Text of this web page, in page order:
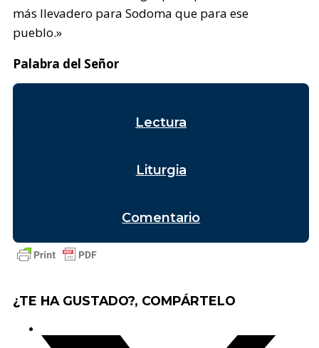
más llevadero para Sodoma que para ese
pueblo.»
Palabra del Señor
Lectura
Liturgia
Comentario
¿TE HA GUSTADO?, COMPÁRTELO